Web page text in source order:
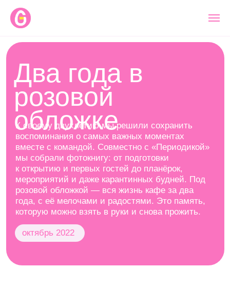
Два года в
розовой
обложке
К своему двухлетию мы решили сохранить
воспоминания о самых важных моментах
вместе с командой. Совместно с «Периодикой»
мы собрали фотокнигу: от подготовки
к открытию и первых гостей до планёрок,
мероприятий и даже карантинных будней. Под
розовой обложкой — вся жизнь кафе за два
года, с её мелочами и радостями. Это память,
которую можно взять в руки и снова прожить.
октябрь 2022